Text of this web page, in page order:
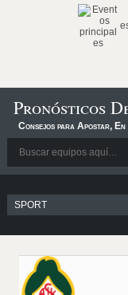
Pronósticos
Consejos para Apostar, En